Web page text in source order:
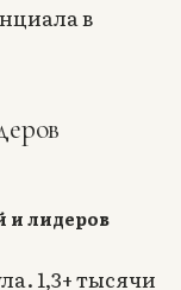
в
и лидеров
1,3+ тысячи